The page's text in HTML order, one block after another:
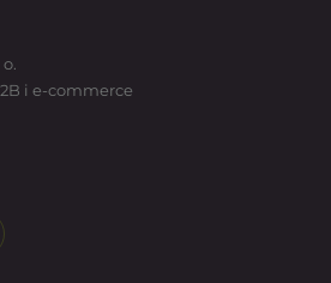
i e-commerce